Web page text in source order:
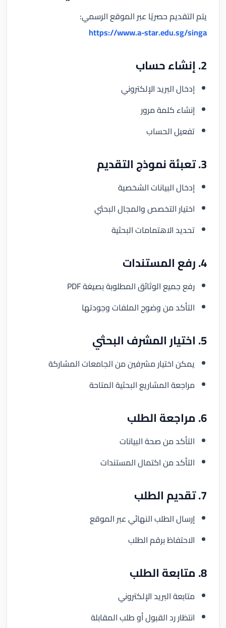
يتم التقديم حصريًا عبر الموقع الرسمي:
https://www.a-star.edu.sg/singa
2. إنشاء حساب
إدخال البريد الإلكتروني
إنشاء كلمة مرور
تفعيل الحساب
3. تعبئة نموذج التقديم
إدخال البيانات الشخصية
اختيار التخصص والمجال البحثي
تحديد الاهتمامات البحثية
4. رفع المستندات
رفع جميع الوثائق المطلوبة بصيغة PDF
التأكد من وضوح الملفات وجودتها
5. اختيار المشرف البحثي
يمكن اختيار مشرفين من الجامعات المشاركة
مراجعة المشاريع البحثية المتاحة
6. مراجعة الطلب
التأكد من صحة البيانات
التأكد من اكتمال المستندات
7. تقديم الطلب
إرسال الطلب النهائي عبر الموقع
الاحتفاظ برقم الطلب
8. متابعة الطلب
متابعة البريد الإلكتروني
انتظار رد القبول أو طلب المقابلة